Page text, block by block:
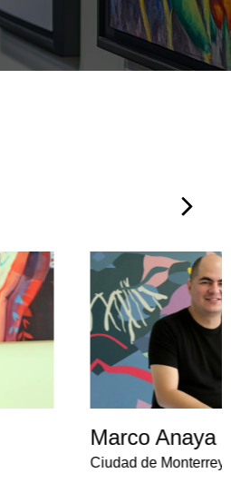
Marco Anaya
Ciudad de